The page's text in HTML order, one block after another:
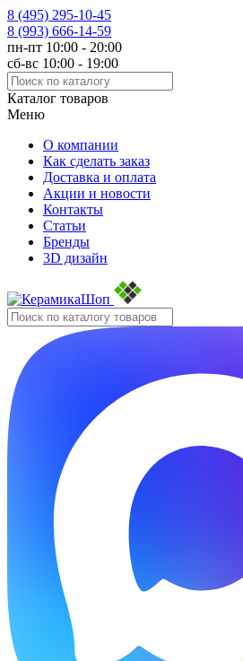
8 (495) 295-10-45
8 (993) 666-14-59
пн-пт 10:00 - 20:00
сб-вс 10:00 - 19:00
Каталог товаров
Меню
О компании
Как сделать заказ
Доставка и оплата
Акции и новости
Контакты
Статьи
Бренды
3D дизайн